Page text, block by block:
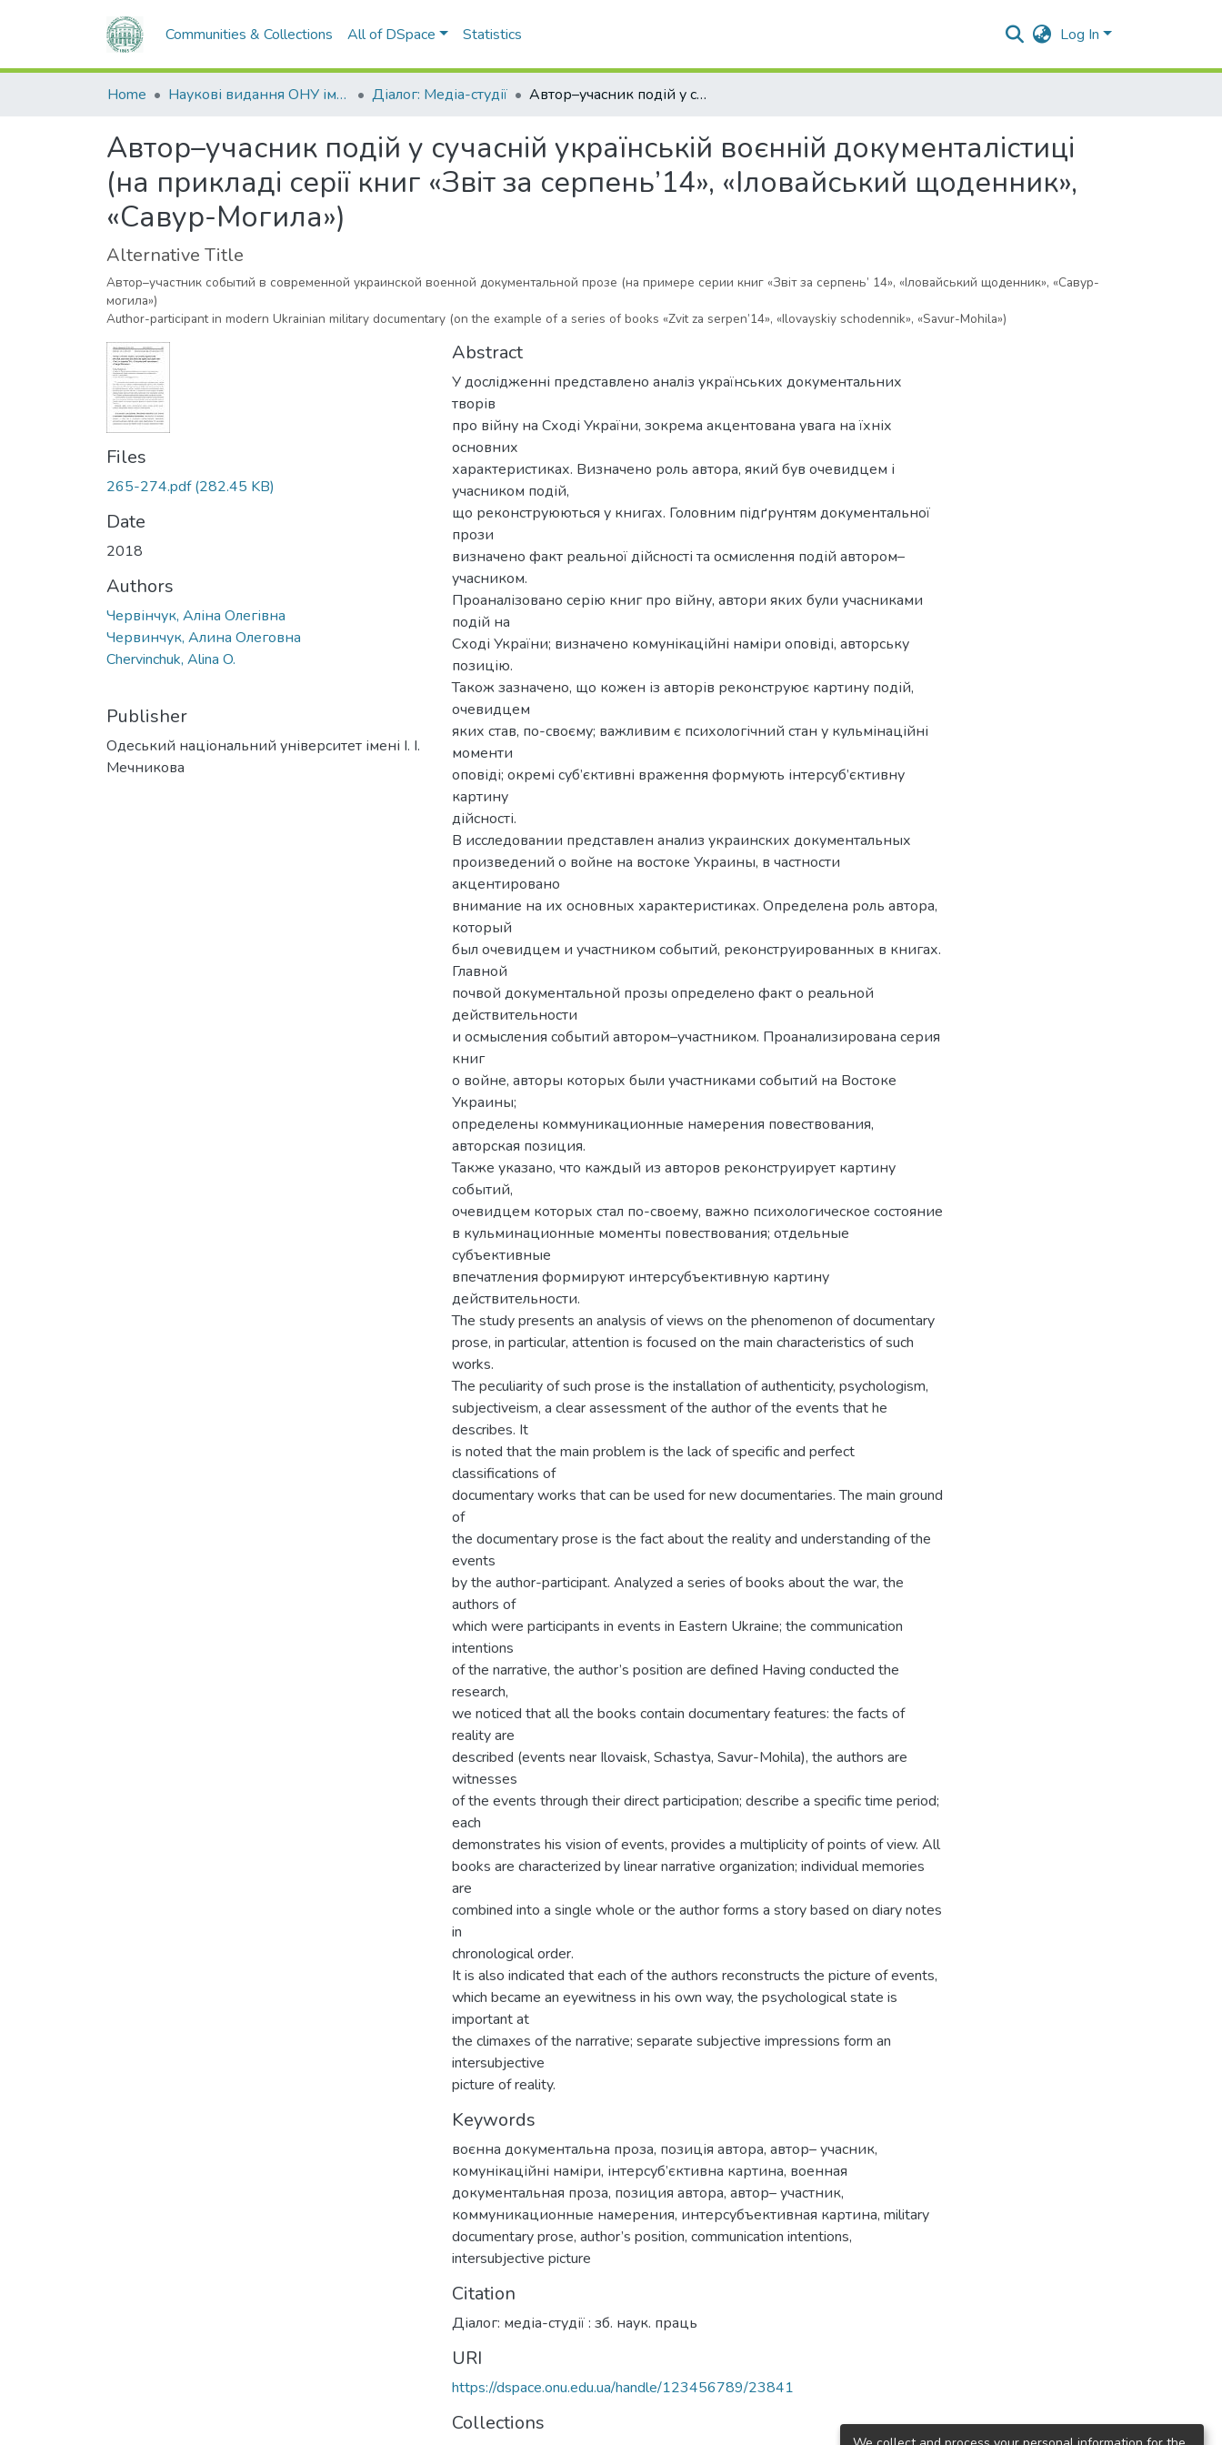
Communities & Collections All of DSpace Statistics Log In
Home Наукові видання ОНУ імені І. І. Мечникова Діалог: Медіа-студії Автор–учасник подій у сучасній українській воєнній документалістиці (на прикладі серії книг «Звіт за серпень’14», «Іловайський щоденник», «Савур-Могила»)
Автор–учасник подій у сучасній українській воєнній документалістиці
(на прикладі серії книг «Звіт за серпень’14», «Іловайський щоденник»,
«Савур-Могила»)
Alternative Title
Автор–участник событий в современной украинской военной документальной прозе (на примере серии книг «Звіт за серпень’ 14», «Іловайський щоденник», «Савур-
могила»)
Author-participant in modern Ukrainian military documentary (on the example of a series of books «Zvit za serpen’14», «Ilovayskiy schodennik», «Savur-Mohila»)
Files
265-274.pdf(282.45 KB)
Date
2018
Authors
Червінчук, Аліна Олегівна
Червинчук, Алина Олеговна
Chervinchuk, Alina O.
Publisher
Одеський національний університет імені І. І.
Мечникова
Abstract
У дослідженні представлено аналіз українських документальних
творів
про війну на Cході України, зокрема акцентована увага на їхніх
основних
характеристиках. Визначено роль автора, який був очевидцем і
учасником подій,
що реконструюються у книгах. Головним підґрунтям документальної
прози
визначено факт реальної дійсності та осмислення подій автором–
учасником.
Проаналізовано серію книг про війну, автори яких були учасниками
подій на
Сході України; визначено комунікаційні наміри оповіді, авторську
позицію.
Також зазначено, що кожен із авторів реконструює картину подій,
очевидцем
яких став, по-своєму; важливим є психологічний стан у кульмінаційні
моменти
оповіді; окремі суб’єктивні враження формують інтерсуб’єктивну
картину
дійсності.
В исследовании представлен анализ украинских документальных
произведений о войне на востоке Украины, в частности
акцентировано
внимание на их основных характеристиках. Определена роль автора,
который
был очевидцем и участником событий, реконструированных в книгах.
Главной
почвой документальной прозы определено факт о реальной
действительности
и осмысления событий автором–участником. Проанализирована серия
книг
о войне, авторы которых были участниками событий на Востоке
Украины;
определены коммуникационные намерения повествования,
авторская позиция.
Также указано, что каждый из авторов реконструирует картину
событий,
очевидцем которых стал по-своему, важно психологическое состояние
в кульминационные моменты повествования; отдельные
субъективные
впечатления формируют интерсубъективную картину
действительности.
The study presents an analysis of views on the phenomenon of documentary
prose, in particular, attention is focused on the main characteristics of such
works.
The peculiarity of such prose is the installation of authenticity, psychologism,
subjectiveism, a clear assessment of the author of the events that he
describes. It
is noted that the main problem is the lack of specific and perfect
classifications of
documentary works that can be used for new documentaries. The main ground
of
the documentary prose is the fact about the reality and understanding of the
events
by the author-participant. Analyzed a series of books about the war, the
authors of
which were participants in events in Eastern Ukraine; the communication
intentions
of the narrative, the author’s position are defined Having conducted the
research,
we noticed that all the books contain documentary features: the facts of
reality are
described (events near Ilovaisk, Schastya, Savur-Mohila), the authors are
witnesses
of the events through their direct participation; describe a specific time period;
each
demonstrates his vision of events, provides a multiplicity of points of view. All
books are characterized by linear narrative organization; individual memories
are
combined into a single whole or the author forms a story based on diary notes
in
chronological order.
It is also indicated that each of the authors reconstructs the picture of events,
which became an eyewitness in his own way, the psychological state is
important at
the climaxes of the narrative; separate subjective impressions form an
intersubjective
picture of reality.
Keywords
воєнна документальна проза, позиція автора, автор– учасник,
комунікаційні наміри, інтерсуб’єктивна картина, военная
документальная проза, позиция автора, автор– участник,
коммуникационные намерения, интерсубъективная картина, military
documentary prose, author’s position, communication intentions,
intersubjective picture
Citation
Діалог: медіа-студії : зб. наук. праць
URI
https://dspace.onu.edu.ua/handle/123456789/23841
Collections